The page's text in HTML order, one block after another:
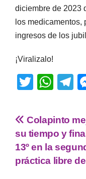
diciembre de 2023
los
ingresos de los
¡Viralizalo!
T
tt
er
W
at
s
A
p
T
e
a
m
Colapinto
su tiempo y
13º en la
práctica libre